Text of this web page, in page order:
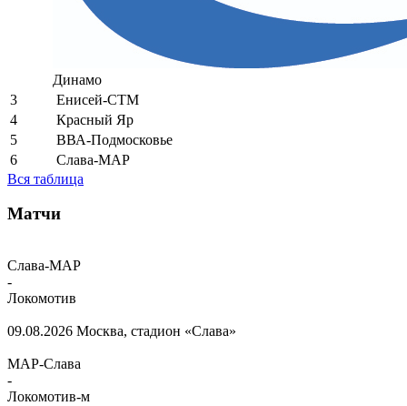
Динамо
3
Енисей-СТМ
4
Красный Яр
5
ВВА-Подмосковье
6
Слава-МАР
Вся таблица
Матчи
Слава-МАР
-
Локомотив
09.08.2026 Москва, стадион «Слава»
МАР-Слава
-
Локомотив-м